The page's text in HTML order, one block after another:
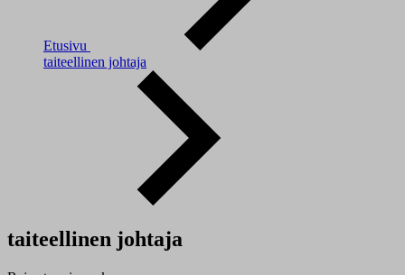
Etusivu
taiteellinen johtaja
taiteellinen johtaja